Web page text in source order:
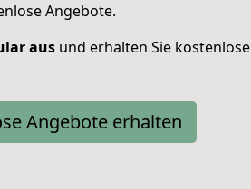
Angebote.
aus und erhalten Sie kostenlose
Angebote erhalten